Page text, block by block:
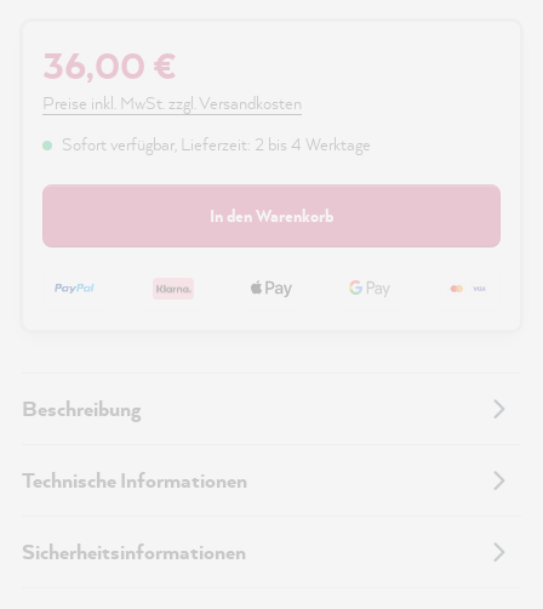
36,00 €
Preise inkl. MwSt. zzgl. Versandkosten
Sofort verfügbar, Lieferzeit: 2 bis 4 Werktage
In den Warenkorb
Beschreibung
Technische Informationen
Sicherheitsinformationen